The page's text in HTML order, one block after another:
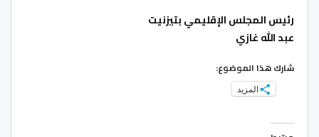
رئيس المجلس الإقليمي بتيزنيت
عبد الله غازي
شارك هذا الموضوع:
المزيد